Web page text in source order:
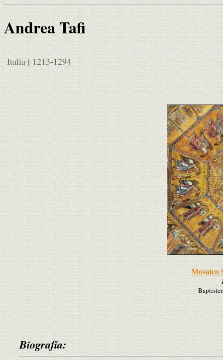
Andrea Tafi
Italia | 1213-1294
Mosaico
Biografía: